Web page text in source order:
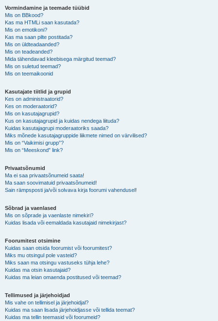
Vormindamine ja teemade tüübid
Mis on BBkood?
Kas ma HTMLi saan kasutada?
Mis on emotikoni?
Kas ma saan pilte postitada?
Mis on üldteadaanded?
Mis on teadeanded?
Mida tähendavad kleebisega märgitud teemad?
Mis on suletud teemad?
Mis on teemaikoonid
Kasutajate tiitlid ja grupid
Kes on administraatorid?
Kes on moderaatorid?
Mis on kasutajagrupid?
Kus on kasutajagrupid ja kuidas nendega liituda?
Kuidas kasutajagrupi moderaatoriks saada?
Miks mõnede kasutajagruppide liikmete nimed on värvilised?
Mis on “Vaikimisi grupp”?
Mis on “Meeskond” link?
Privaatsõnumid
Ma ei saa privaatsõnumeid saata!
Ma saan soovimatuid privaatsõnumeid!
Sain rämpsposti ja/või solvava kirja foorumi vahendusel!
Sõbrad ja vaenlased
Mis on sõprade ja vaenlaste nimekiri?
Kuidas lisada või eemaldada kasutajaid nimekirjast?
Foorumitest otsimine
Kuidas saan otsida foorumist või foorumitest?
Miks mu otsingul pole vasteid?
Miks saan ma otsingu vastuseks tühja lehe?
Kuidas ma otsin kasutajaid?
Kuidas ma leian omaenda postitused või teemad?
Tellimused ja järjehoidjad
Mis vahe on tellimisel ja järjehoidjal?
Kuidas ma saan lisada järjehoidjasse või tellida teemat?
Kuidas ma tellin teemasid või foorumeid?